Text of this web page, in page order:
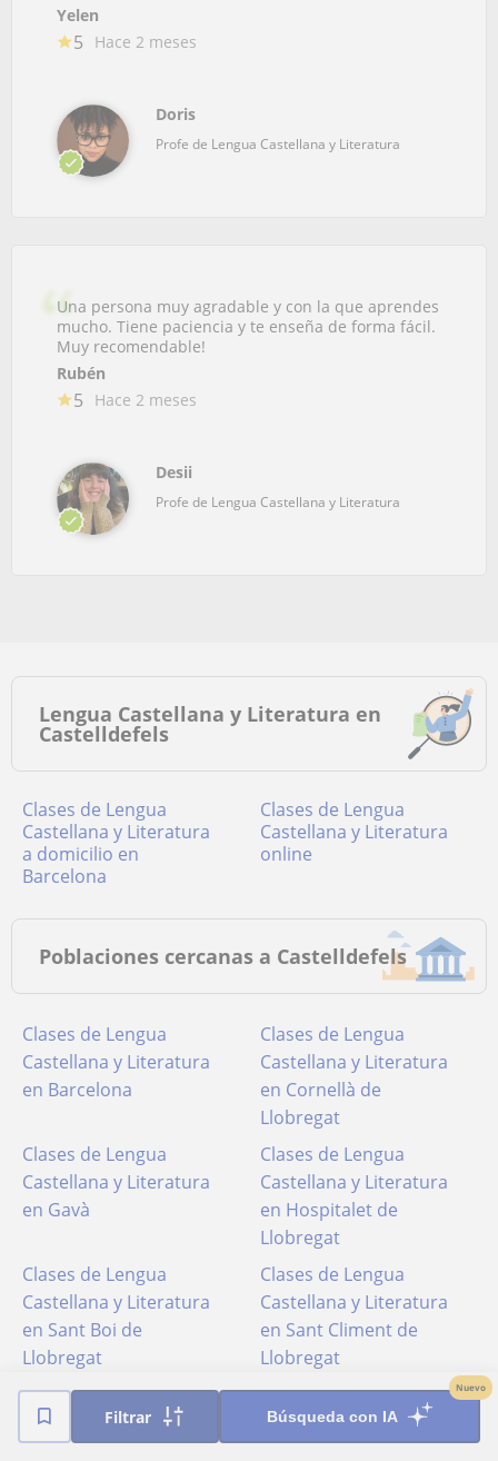
Filtrar Búsqueda con IA
Nuevo
Yelen
5 Hace 2 meses
Doris
Profe de Lengua Castellana y Literatura
Una persona muy agradable y con la que aprendes
mucho. Tiene paciencia y te enseña de forma fácil.
Muy recomendable!
Rubén
5 Hace 2 meses
Desii
Profe de Lengua Castellana y Literatura
Lengua Castellana y Literatura en
Castelldefels
Clases de Lengua
Castellana y Literatura
a domicilio en
Barcelona
Clases de Lengua
Castellana y Literatura
online
Poblaciones cercanas a Castelldefels
Clases de Lengua
Castellana y Literatura
en Barcelona
Clases de Lengua
Castellana y Literatura
en Cornellà de
Llobregat
Clases de Lengua
Castellana y Literatura
en Gavà
Clases de Lengua
Castellana y Literatura
en Hospitalet de
Llobregat
Clases de Lengua
Castellana y Literatura
en Sant Boi de
Llobregat
Clases de Lengua
Castellana y Literatura
en Sant Climent de
Llobregat
Clases de Lengua
Castellana y Literatura
en Viladecans